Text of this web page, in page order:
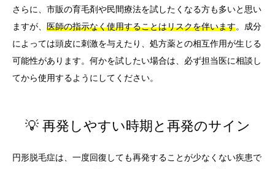
さらに、市販の育毛剤や民間療法を試したくなる方も多いと思い
ますが、 医師の指示なく使用することはリスクを伴います。成分
によっては頭皮に刺激を与えたり、処方薬との相互作用が生じる
可能性があります。何かを試したい場合は、必ず担当医に相談し
てから使用するようにしてください。
💡 再発しやすい時期と再発のサイン
円形脱毛症は、一度回復しても再発することが少なくない疾患で